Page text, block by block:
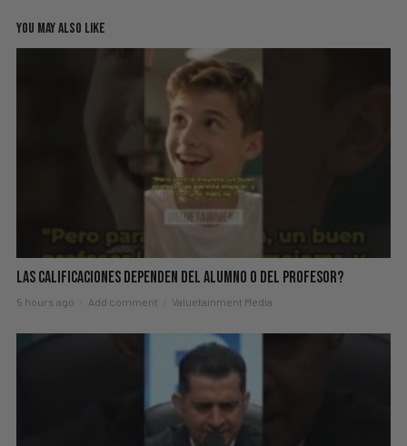
YOU MAY ALSO LIKE
Las Calificaciones Dependen del Alumno o del Profesor?
5 hours ago Add comment Valuetainment Media